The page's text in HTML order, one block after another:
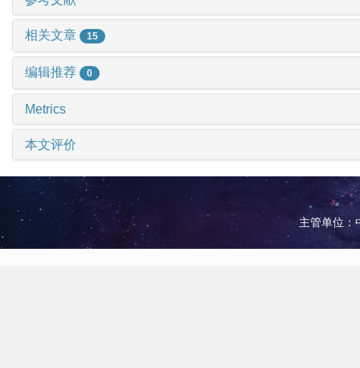
相关文章 15
编辑推荐 0
Metrics
本文评价
主管单位：